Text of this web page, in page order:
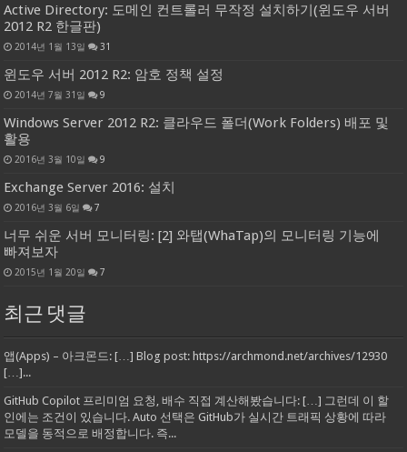
Active Directory: 도메인 컨트롤러 무작정 설치하기(윈도우 서버
2012 R2 한글판)
2014년 1월 13일 31
윈도우 서버 2012 R2: 암호 정책 설정
2014년 7월 31일 9
Windows Server 2012 R2: 클라우드 폴더(Work Folders) 배포 및
활용
2016년 3월 10일 9
Exchange Server 2016: 설치
2016년 3월 6일 7
너무 쉬운 서버 모니터링: [2] 와탭(WhaTap)의 모니터링 기능에
빠져보자
2015년 1월 20일 7
최근 댓글
앱(Apps) – 아크몬드: […] Blog post: https://archmond.net/archives/12930
[…]...
GitHub Copilot 프리미엄 요청, 배수 직접 계산해봤습니다: […] 그런데 이 할
인에는 조건이 있습니다. Auto 선택은 GitHub가 실시간 트래픽 상황에 따라
모델을 동적으로 배정합니다. 즉...